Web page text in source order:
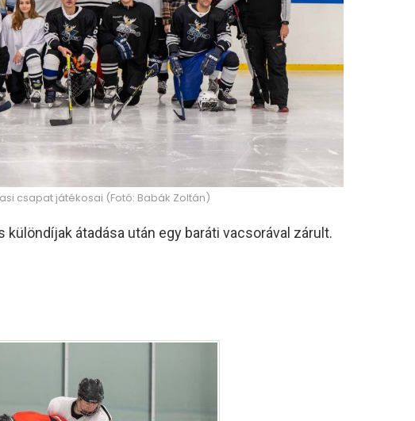
csapat játékosai (Fotó: Babák Zoltán)
különdíjak átadása után egy baráti vacsorával zárult.